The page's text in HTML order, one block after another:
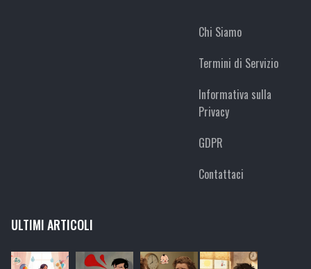
Chi Siamo
Termini di Servizio
Informativa sulla
Privacy
GDPR
Contattaci
ULTIMI ARTICOLI